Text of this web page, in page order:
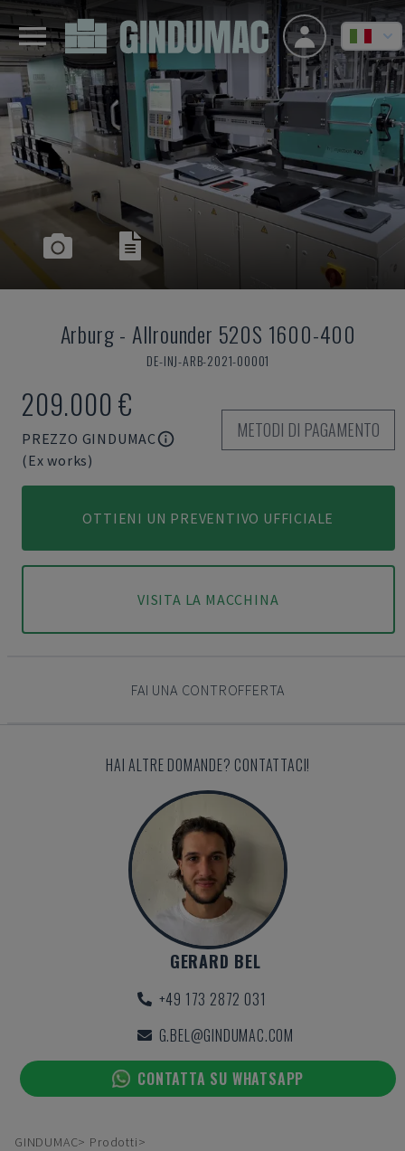
Arburg- Allrounder 520S 1600-400
DE-INJ-ARB-2021-00001
209.000 €
PREZZO GINDUMAC
(Ex works)
METODI DI PAGAMENTO
OTTIENI UN PREVENTIVO UFFICIALE
VISITA LA MACCHINA
FAI UNA CONTROFFERTA
HAI ALTRE DOMANDE? CONTATTACI!
GERARD BEL
+49 173 2872 031
G.BEL@GINDUMAC.COM
CONTATTA SU WHATSAPP
GINDUMAC
Prodotti